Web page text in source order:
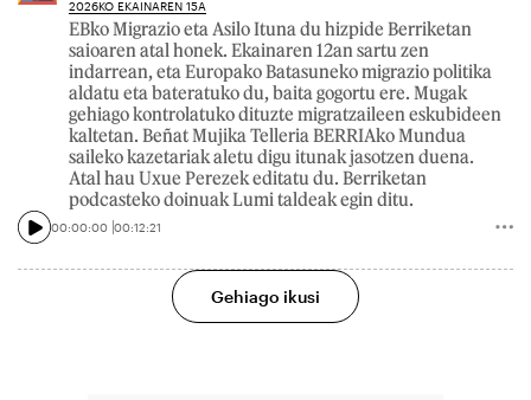
2026KO EKAINAREN 15A
EBko Migrazio eta Asilo Ituna du hizpide Berriketan
saioaren atal honek. Ekainaren 12an sartu zen
indarrean, eta Europako Batasuneko migrazio politika
aldatu eta bateratuko du, baita gogortu ere. Mugak
gehiago kontrolatuko dituzte migratzaileen eskubideen
kaltetan. Beñat Mujika Telleria BERRIAko Mundua
saileko kazetariak aletu digu itunak jasotzen duena.
Atal hau Uxue Perezek editatu du. Berriketan
podcasteko doinuak Lumi taldeak egin ditu.
00:00:00 00:12:21
Gehiago ikusi